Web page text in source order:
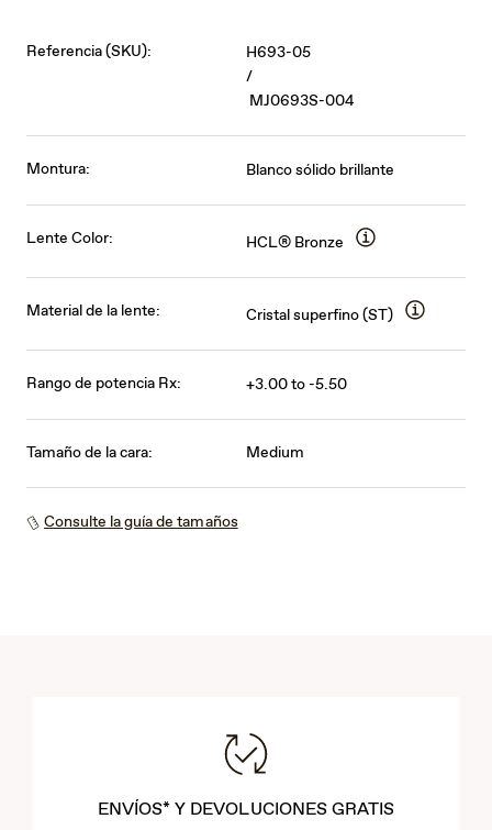
Referencia (SKU):
H693-05
/
MJ0693S-004
Montura: Blanco sólido brillante
Lente Color: HCL® Bronze
Material de la lente: Cristal superfino (ST)
Rango de potencia Rx: +3.00 to -5.50
Tamaño de la cara: Medium
Consulte la guía de tamaños
ENVÍOS* Y DEVOLUCIONES GRATIS